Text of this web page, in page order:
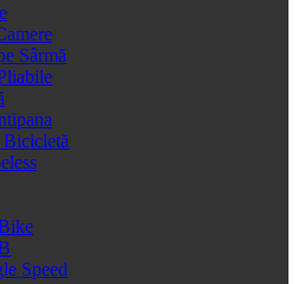
Sârmă
Bicicletă
Speed